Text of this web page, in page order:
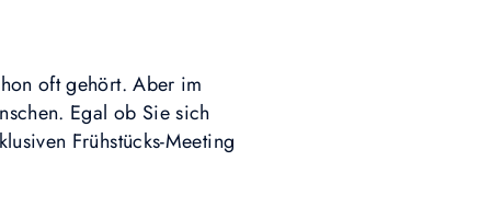
oft gehört. Aber im
Egal ob Sie sich
Frühstücks-Meeting